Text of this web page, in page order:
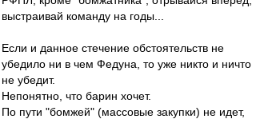
выстраивай команду на годы...
Если и данное стечение обстоятельств не
убедило ни в чем Федуна, то уже никто и ничто
не убедит.
Непонятно, что барин хочет.
По пути "бомжей" (массовые закупки) не идет,